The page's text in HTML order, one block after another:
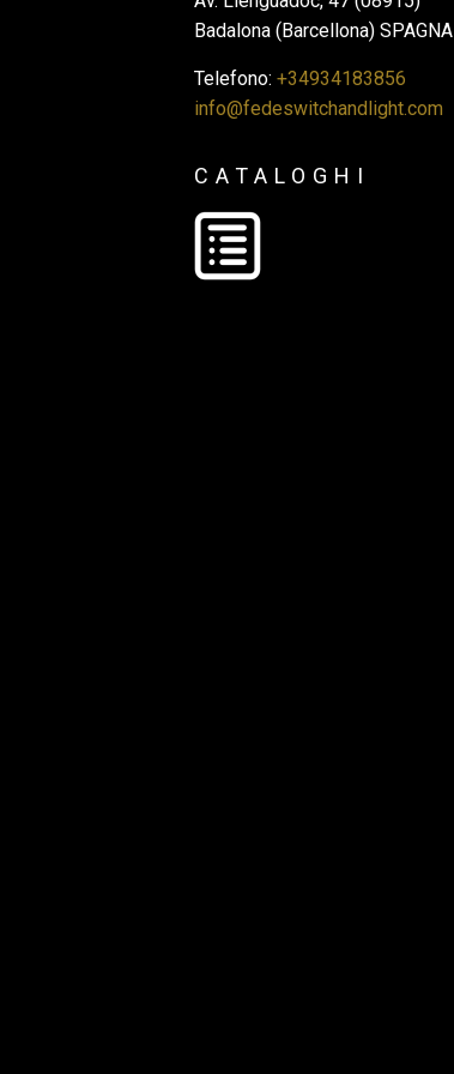
Badalona (Barcellona) SPAGNA
Telefono: +34934183856
info@fedeswitchandlight.com
CATALOGHI